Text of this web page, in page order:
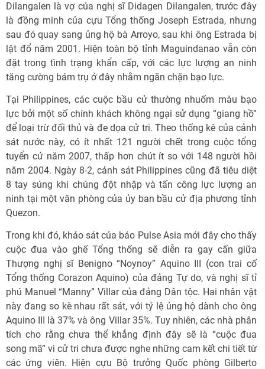
Dilangalen là vợ của nghị sĩ Didagen Dilangalen, trước đây
là đồng minh của cựu Tổng thống Joseph Estrada, nhưng
sau đó quay sang ủng hộ bà Arroyo, sau khi ông Estrada bị
lật đổ năm 2001. Hiện toàn bộ tỉnh Maguindanao vẫn còn
đặt trong tình trạng khẩn cấp, với các lực lượng an ninh
tăng cường bám trụ ở đây nhằm ngăn chặn bạo lực.
Tại Philippines, các cuộc bầu cử thường nhuốm màu bạo
lực bởi một số chính khách không ngại sử dụng “giang hồ”
để loại trừ đối thủ và đe dọa cử tri. Theo thống kê của cảnh
sát nước này, có ít nhất 121 người chết trong cuộc tổng
tuyển cử năm 2007, thấp hơn chút ít so với 148 người hồi
năm 2004. Ngày 8-2, cảnh sát Philippines cũng đã tiêu diệt
8 tay súng khi chúng đột nhập và tấn công lực lượng an
ninh tại một văn phòng của ủy ban bầu cử địa phương tỉnh
Quezon.
Trong khi đó, khảo sát của báo Pulse Asia mới đây cho thấy
cuộc đua vào ghế Tổng thống sẽ diễn ra gay cấn giữa
Thượng nghị sĩ Benigno “Noynoy” Aquino III (con trai cố
Tổng thống Corazon Aquino) của đảng Tự do, và nghị sĩ tỉ
phú Manuel “Manny” Villar của đảng Dân tộc. Hai nhân vật
này đang so kè nhau rất sát, với tỷ lệ ủng hộ dành cho ông
Aquino III là 37% và ông Villar 35%. Tuy nhiên, các nhà phân
tích cho rằng chưa thể khẳng định đây sẽ là “cuộc đua
song mã” vì cử tri chưa được nghe những cam kết chi tiết từ
các ứng viên. Hiện cựu Bộ trưởng Quốc phòng Gilberto